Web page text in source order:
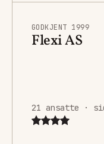
GODKJENT 1999
Flexi AS
21 ansatte ·